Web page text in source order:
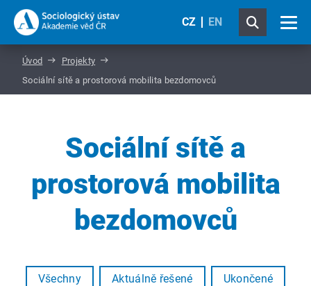
CZ EN
Úvod
Projekty
Sociální sítě a prostorová mobilita bezdomovců
Sociální sítě a
prostorová mobilita
bezdomovců
Všechny Aktuálně řešené Ukončené